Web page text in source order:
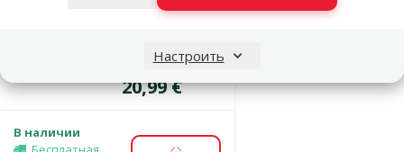
Настроить
New Neon
Green
Цена
20,99 €
В наличии